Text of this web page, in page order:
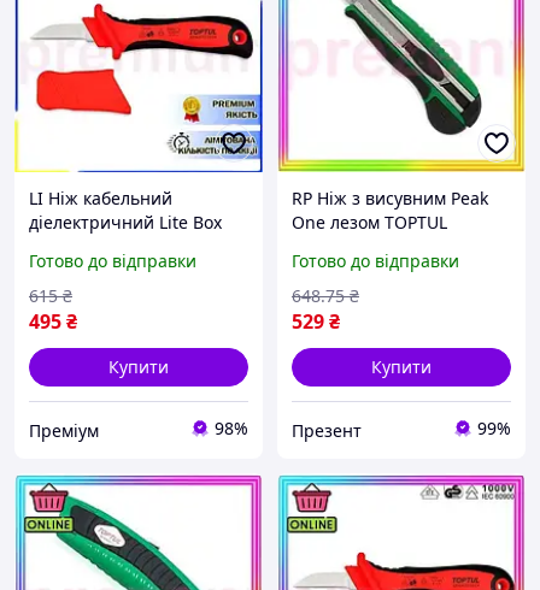
LI Ніж кабельний
діелектричний Lite Box
SFAA5020V4 LIP77/R
Готово до відправки
495₴
615 ₴
Купити
Преміум 98%
RP Ніж з висувним Peak
One лезом TOPTUL
Готово до відправки
529₴
648.75 ₴
Купити
Презент 99%